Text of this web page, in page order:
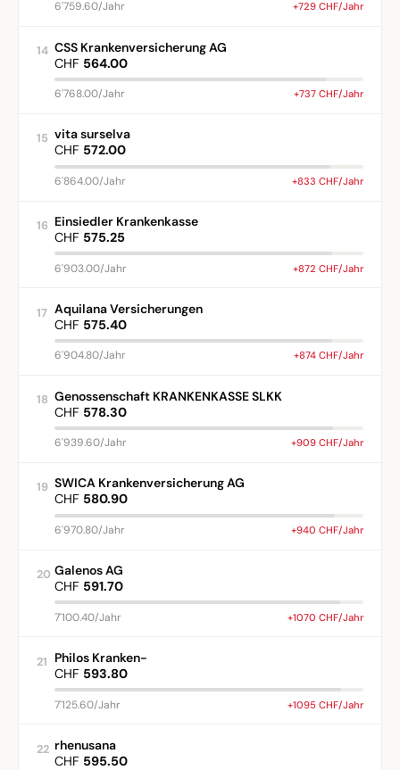
6'759.60/Jahr +729 CHF/Jahr
14 CSS Krankenversicherung AG
CHF 564.00
6'768.00/Jahr +737 CHF/Jahr
15 vita surselva
CHF 572.00
6'864.00/Jahr +833 CHF/Jahr
16 Einsiedler Krankenkasse
CHF 575.25
6'903.00/Jahr +872 CHF/Jahr
17 Aquilana Versicherungen
CHF 575.40
6'904.80/Jahr +874 CHF/Jahr
18 Genossenschaft KRANKENKASSE SLKK
CHF 578.30
6'939.60/Jahr +909 CHF/Jahr
19 SWICA Krankenversicherung AG
CHF 580.90
6'970.80/Jahr +940 CHF/Jahr
20 Galenos AG
CHF 591.70
7'100.40/Jahr +1070 CHF/Jahr
21 Philos Kranken-
CHF 593.80
7'125.60/Jahr +1095 CHF/Jahr
22 rhenusana
CHF 595.50